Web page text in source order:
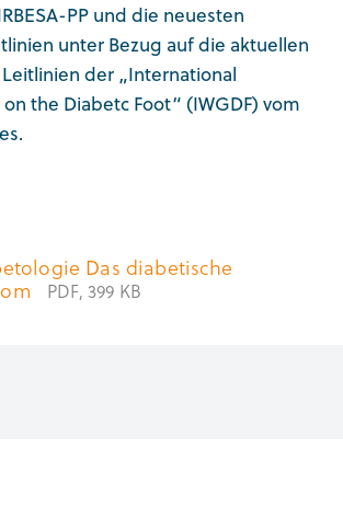
PP und die neuesten
unter Bezug auf die aktuellen
der „International
the Diabetc Foot“ (IWGDF) vom
Das diabetische
PDF 399 KB